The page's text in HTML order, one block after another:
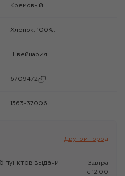
Кремовый
Хлопок: 100%;
Швейцария
6709472
1363-37006
Другой город
пунктов выдачи
Завтра
c 12:00